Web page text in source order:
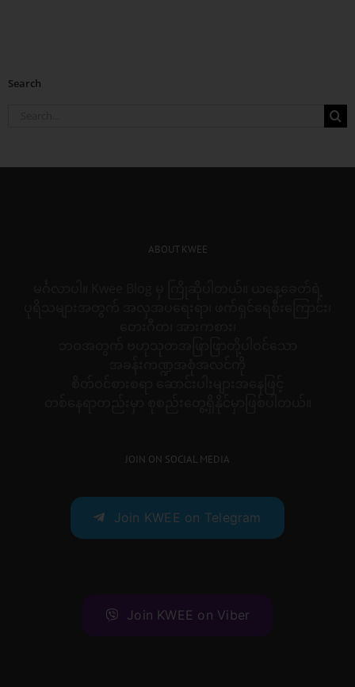
Search
ABOUT KWEE
JOIN ON SOCIAL MEDIA
Join KWEE on Telegram
Join KWEE on Viber